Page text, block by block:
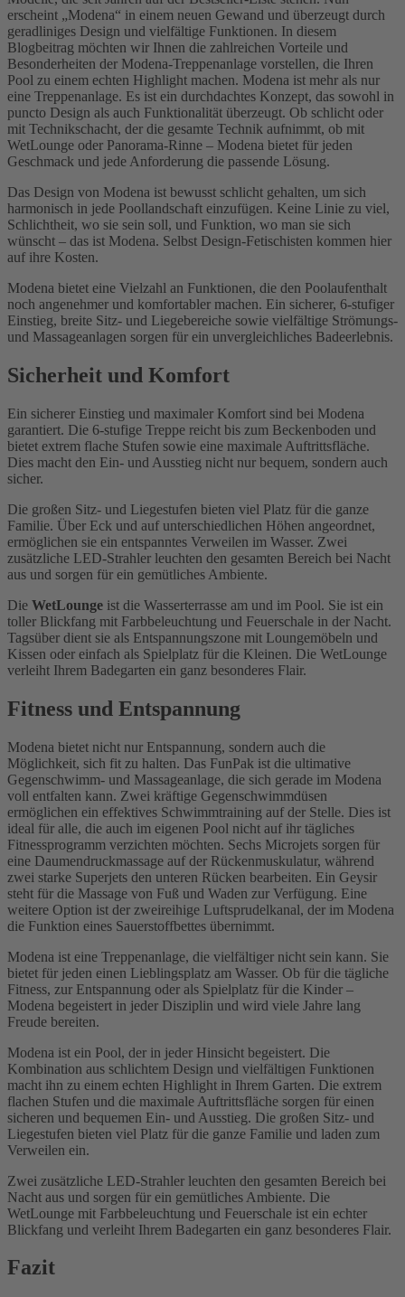
erscheint „Modena“ in einem neuen Gewand und überzeugt durch
geradliniges Design und vielfältige Funktionen. In diesem
Blogbeitrag möchten wir Ihnen die zahlreichen Vorteile und
Besonderheiten der Modena-Treppenanlage vorstellen, die Ihren
Pool zu einem echten Highlight machen. Modena ist mehr als nur
eine Treppenanlage. Es ist ein durchdachtes Konzept, das sowohl in
puncto Design als auch Funktionalität überzeugt. Ob schlicht oder
mit Technikschacht, der die gesamte Technik aufnimmt, ob mit
WetLounge oder Panorama-Rinne – Modena bietet für jeden
Geschmack und jede Anforderung die passende Lösung.
Das Design von Modena ist bewusst schlicht gehalten, um sich
harmonisch in jede Poollandschaft einzufügen. Keine Linie zu viel,
Schlichtheit, wo sie sein soll, und Funktion, wo man sie sich
wünscht – das ist Modena. Selbst Design-Fetischisten kommen hier
auf ihre Kosten.
Modena bietet eine Vielzahl an Funktionen, die den Poolaufenthalt
noch angenehmer und komfortabler machen. Ein sicherer, 6-stufiger
Einstieg, breite Sitz- und Liegebereiche sowie vielfältige Strömungs-
und Massageanlagen sorgen für ein unvergleichliches Badeerlebnis.
Sicherheit und Komfort
Ein sicherer Einstieg und maximaler Komfort sind bei Modena
garantiert. Die 6-stufige Treppe reicht bis zum Beckenboden und
bietet extrem flache Stufen sowie eine maximale Auftrittsfläche.
Dies macht den Ein- und Ausstieg nicht nur bequem, sondern auch
sicher.
Die großen Sitz- und Liegestufen bieten viel Platz für die ganze
Familie. Über Eck und auf unterschiedlichen Höhen angeordnet,
ermöglichen sie ein entspanntes Verweilen im Wasser. Zwei
zusätzliche LED-Strahler leuchten den gesamten Bereich bei Nacht
aus und sorgen für ein gemütliches Ambiente.
Die WetLounge ist die Wasserterrasse am und im Pool. Sie ist ein
toller Blickfang mit Farbbeleuchtung und Feuerschale in der Nacht.
Tagsüber dient sie als Entspannungszone mit Loungemöbeln und
Kissen oder einfach als Spielplatz für die Kleinen. Die WetLounge
verleiht Ihrem Badegarten ein ganz besonderes Flair.
Fitness und Entspannung
Modena bietet nicht nur Entspannung, sondern auch die
Möglichkeit, sich fit zu halten. Das FunPak ist die ultimative
Gegenschwimm- und Massageanlage, die sich gerade im Modena
voll entfalten kann. Zwei kräftige Gegenschwimmdüsen
ermöglichen ein effektives Schwimmtraining auf der Stelle. Dies ist
ideal für alle, die auch im eigenen Pool nicht auf ihr tägliches
Fitnessprogramm verzichten möchten. Sechs Microjets sorgen für
eine Daumendruckmassage auf der Rückenmuskulatur, während
zwei starke Superjets den unteren Rücken bearbeiten. Ein Geysir
steht für die Massage von Fuß und Waden zur Verfügung. Eine
weitere Option ist der zweireihige Luftsprudelkanal, der im Modena
die Funktion eines Sauerstoffbettes übernimmt.
Modena ist eine Treppenanlage, die vielfältiger nicht sein kann. Sie
bietet für jeden einen Lieblingsplatz am Wasser. Ob für die tägliche
Fitness, zur Entspannung oder als Spielplatz für die Kinder –
Modena begeistert in jeder Disziplin und wird viele Jahre lang
Freude bereiten.
Modena ist ein Pool, der in jeder Hinsicht begeistert. Die
Kombination aus schlichtem Design und vielfältigen Funktionen
macht ihn zu einem echten Highlight in Ihrem Garten. Die extrem
flachen Stufen und die maximale Auftrittsfläche sorgen für einen
sicheren und bequemen Ein- und Ausstieg. Die großen Sitz- und
Liegestufen bieten viel Platz für die ganze Familie und laden zum
Verweilen ein.
Zwei zusätzliche LED-Strahler leuchten den gesamten Bereich bei
Nacht aus und sorgen für ein gemütliches Ambiente. Die
WetLounge mit Farbbeleuchtung und Feuerschale ist ein echter
Blickfang und verleiht Ihrem Badegarten ein ganz besonderes Flair.
Fazit